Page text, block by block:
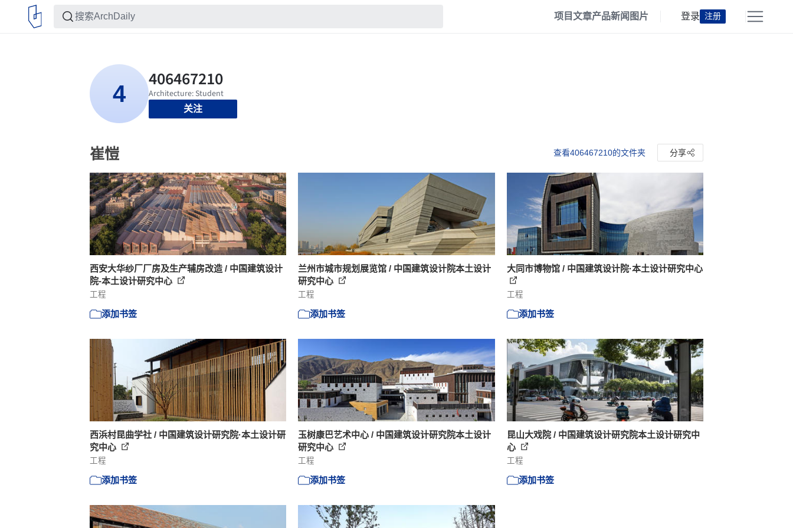
项目文章产品新闻 图片 登录 注册
关注
崔愷 查看406467210的文件夹 分享
西安大华纱厂厂房及生产辅房改造 / 中国建筑设计
院-本土设计研究中心
工程
添加书签
兰州市城市规划展览馆 / 中国建筑设计院本土设计
研究中心
工程
添加书签
大同市博物馆 / 中国建筑设计院·本土设计研究中心
工程
添加书签
西浜村昆曲学社 / 中国建筑设计研究院·本土设计研
究中心
工程
添加书签
玉树康巴艺术中心 / 中国建筑设计研究院本土设计
研究中心
工程
添加书签
昆山大戏院 / 中国建筑设计研究院本土设计研究中
心
工程
添加书签